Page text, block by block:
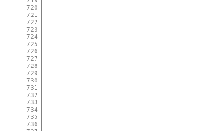
720
721
722
723
724
725
726
727
728
729
730
731
732
733
734
735
736